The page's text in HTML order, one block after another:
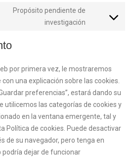
service
Propósito pendiente de
investigación
Consent
por primera vez, le mostraremos
una explicación sobre las cookies.
preferencias”, estará dando su
utilicemos las categorías de cookies y
en la ventana emergente, tal y
Política de cookies. Puede desactivar
de su navegador, pero tenga en
dejar de funcionar